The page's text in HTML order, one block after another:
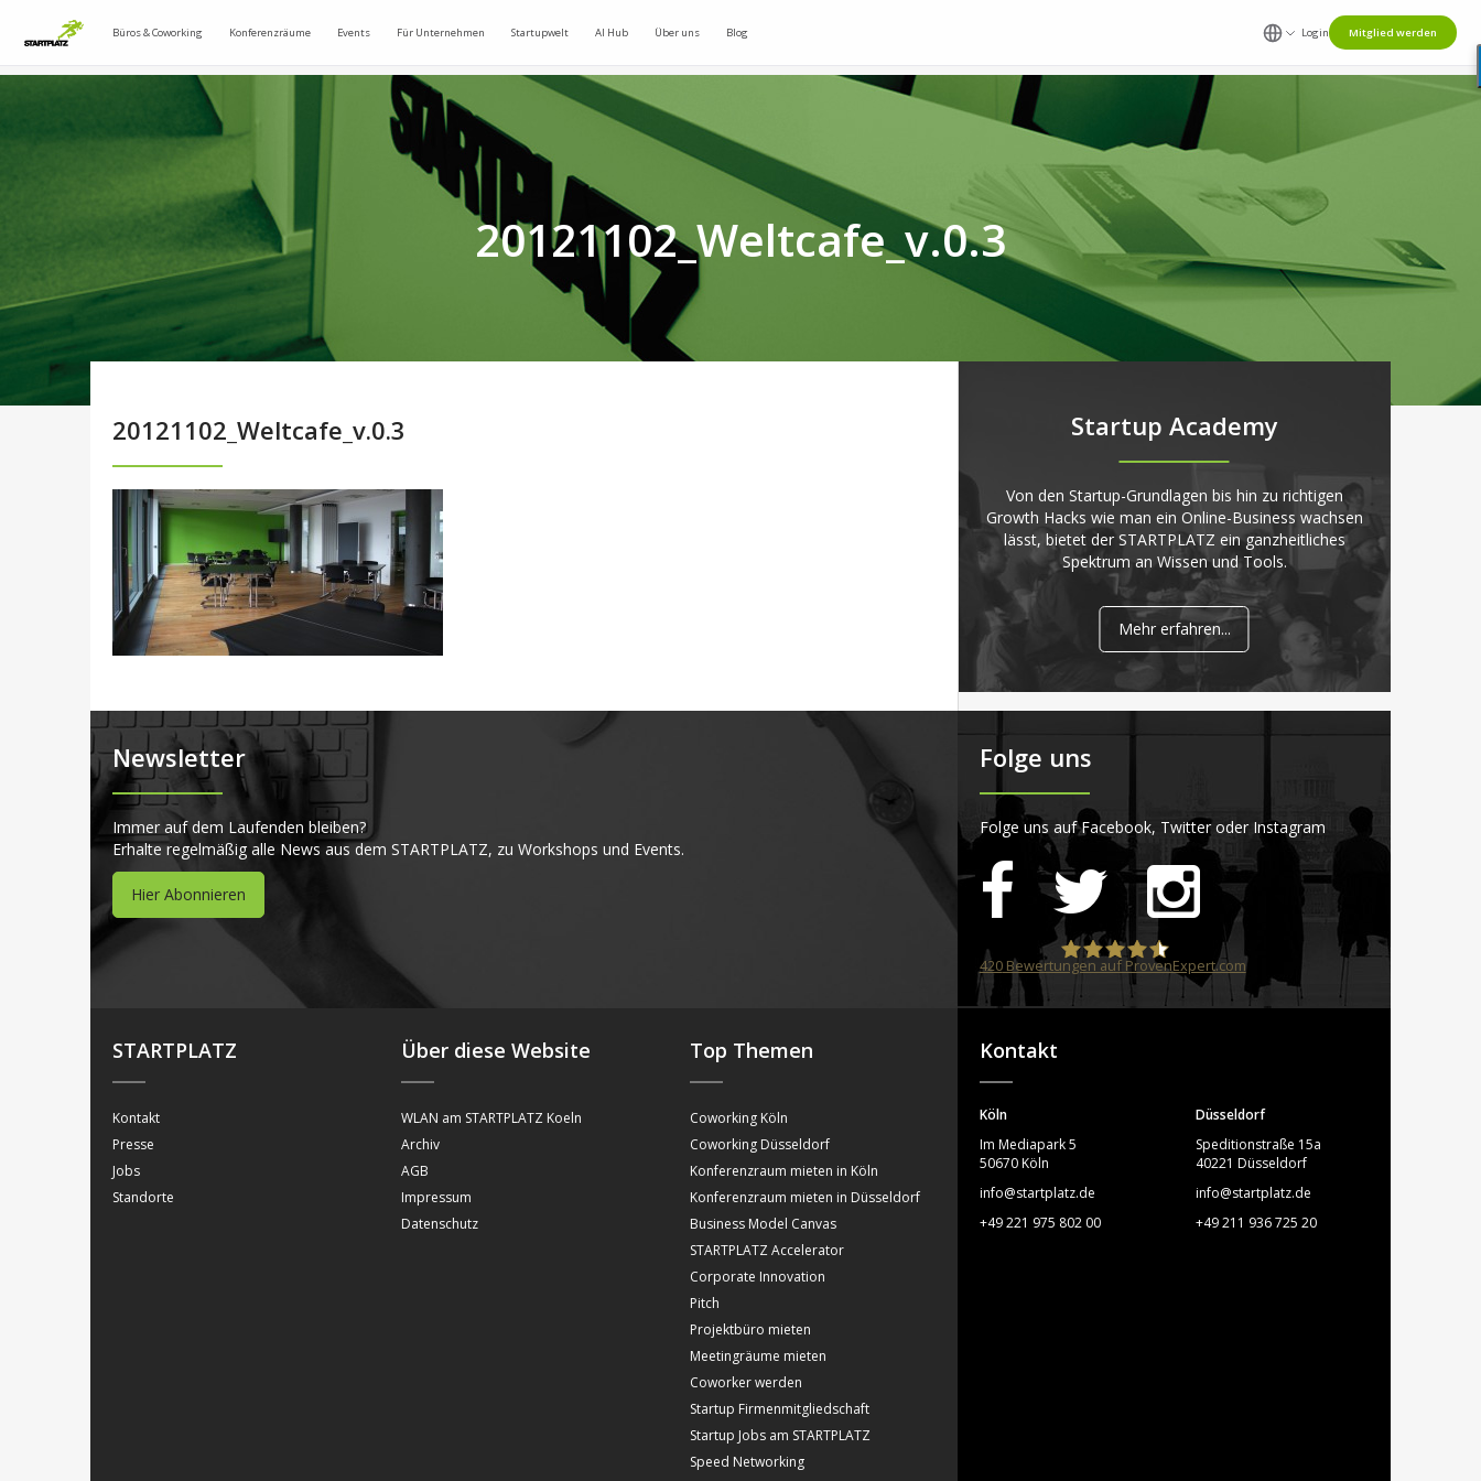
Büros & Coworking Konferenzräume Events Für Unternehmen Startupwelt AI Hub Über uns Blog Login Mitglied werden
20121102_Weltcafe_v.0.3
20121102_Weltcafe_v.0.3 Startup Academy
Von den Startup-Grundlagen bis hin zu richtigen
Growth Hacks wie man ein Online-Business wachsen
lässt, bietet der STARTPLATZ ein ganzheitliches
Spektrum an Wissen und Tools.
Mehr erfahren...
Newsletter
Immer auf dem Laufenden bleiben?
Erhalte regelmäßig alle News aus dem STARTPLATZ, zu Workshops und Events.
Hier Abonnieren
Folge uns
Folge uns auf Facebook, Twitter oder Instagram
STARTPLATZ
420Bewertungen auf ProvenExpert.com
STARTPLATZ
Kontakt
Presse
Jobs
Standorte
Über diese Website
WLAN am STARTPLATZ Koeln
Archiv
AGB
Impressum
Datenschutz
Top Themen
Coworking Köln
Coworking Düsseldorf
Konferenzraum mieten in Köln
Konferenzraum mieten in Düsseldorf
Business Model Canvas
STARTPLATZ Accelerator
Corporate Innovation
Pitch
Projektbüro mieten
Meetingräume mieten
Coworker werden
Startup Firmenmitgliedschaft
Startup Jobs am STARTPLATZ
Speed Networking
Kontakt
Köln
Im Mediapark 5
50670 Köln
info@startplatz.de
+49 221 975 802 00
Düsseldorf
Speditionstraße 15a
40221 Düsseldorf
info@startplatz.de
+49 211 936 725 20